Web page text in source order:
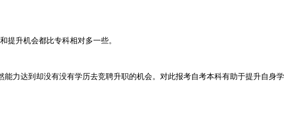
提升机会都比专科相对多一些。
力达到却没有没有学历去竞聘升职的机会。对此报考自考本科有助于提升自身学